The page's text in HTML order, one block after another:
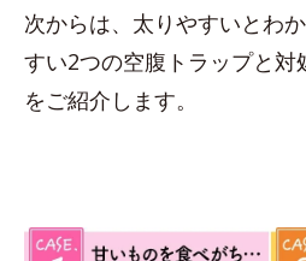
次からは、太りやすいとわ
すい2つの空腹トラップと対
をご紹介します。